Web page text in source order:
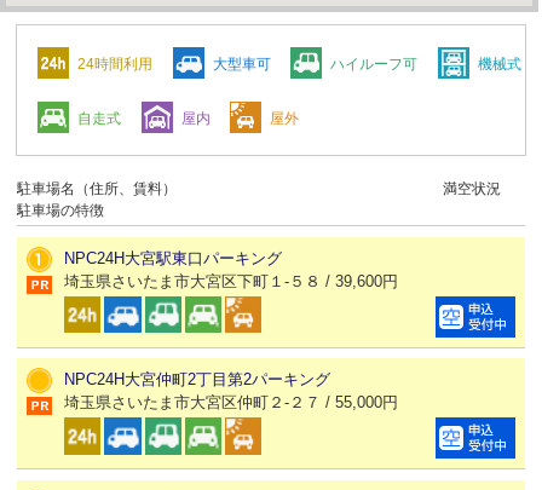
24時間利用 大型車可 ハイルーフ可 機械式
自走式 屋内 屋外
駐車場名（住所、賃料）
駐車場の特徴
満空状況
NPC24H大宮駅東口パーキング
埼玉県さいたま市大宮区下町１-５８ / 39,600円
NPC24H大宮仲町2丁目第2パーキング
埼玉県さいたま市大宮区仲町２-２７ / 55,000円